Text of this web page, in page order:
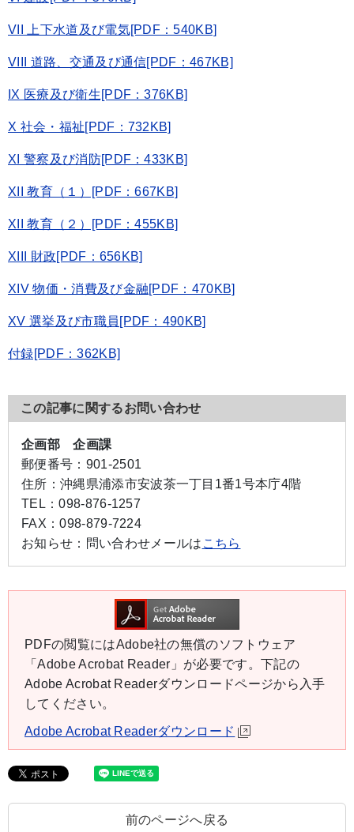
VII 上下水道及び電気[PDF：540KB]
VIII 道路、交通及び通信[PDF：467KB]
IX 医療及び衛生[PDF：376KB]
X 社会・福祉[PDF：732KB]
XI 警察及び消防[PDF：433KB]
XII 教育（１）[PDF：667KB]
XII 教育（２）[PDF：455KB]
XIII 財政[PDF：656KB]
XIV 物価・消費及び金融[PDF：470KB]
XV 選挙及び市職員[PDF：490KB]
付録[PDF：362KB]
この記事に関するお問い合わせ
企画部 企画課
郵便番号： 901-2501
住所： 沖縄県浦添市安波茶一丁目1番1号本庁4階
TEL：098-876-1257
FAX：098-879-7224
お知らせ： 問い合わせメールは こちら
PDFの閲覧にはAdobe社の無償のソフトウェア
「Adobe Acrobat Reader」が必要です。下記の
Adobe Acrobat Readerダウンロードページから入手
してください。
Adobe Acrobat Readerダウンロード
前のページへ戻る